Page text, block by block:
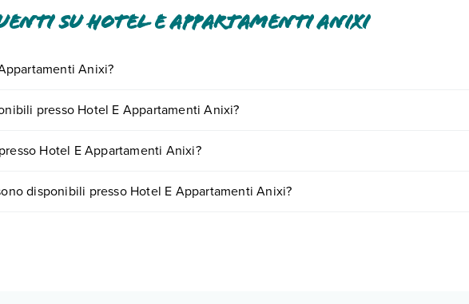
su Hotel E Appartamenti Anixi
Anixi?
presso Hotel E Appartamenti Anixi?
un appuntamento.
Hotel E Appartamenti Anixi?
disponibili presso Hotel E Appartamenti Anixi?